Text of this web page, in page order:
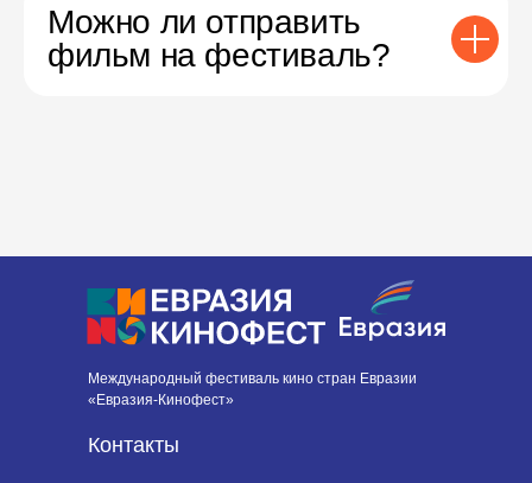
Можно ли отправить
фильм на фестиваль?
Международный фестиваль кино стран Евразии
«Евразия-Кинофест»
Контакты